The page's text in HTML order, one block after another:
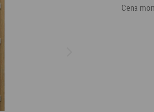
Cena